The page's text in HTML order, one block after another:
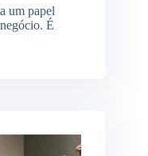
um papel
É